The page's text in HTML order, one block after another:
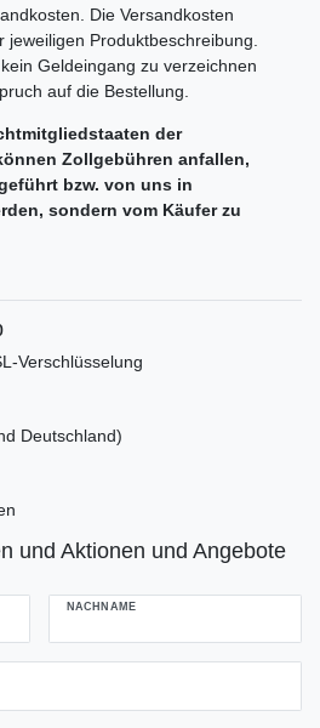
Die Versandkosten
Produktbeschreibung.
Geldeingang zu verzeichnen
auf die Bestellung.
der
Zollgebühren anfallen,
bzw. von uns in
sondern vom Käufer zu
Verschlüsselung
Deutschland)
und Aktionen und Angebote
NACHNAME